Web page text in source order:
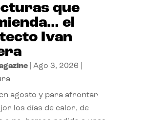
que
el
Ivan
| Ago 3, 2026
agosto y para afrontar
los días de calor, de